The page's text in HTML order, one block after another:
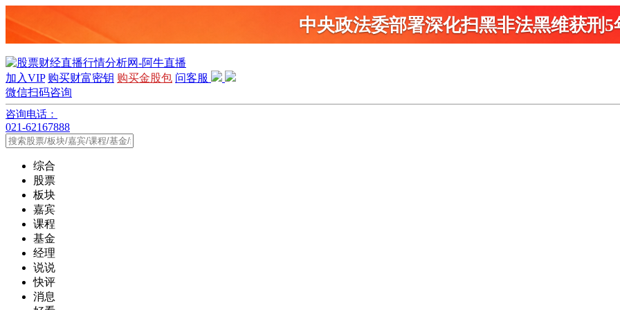
中央政法委部署深化扫黑非法黑维获刑5
加入VIP 购买财富密钥 购买金股包 问客服
微信扫码咨询
咨询电话：
021-62167888
综合
股票
板块
嘉宾
课程
基金
经理
说说
快评
消息